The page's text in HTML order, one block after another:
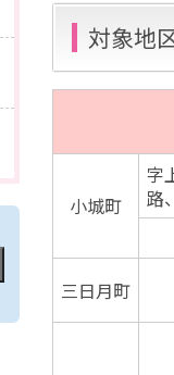
対象地
小城町
字
路
三日月町